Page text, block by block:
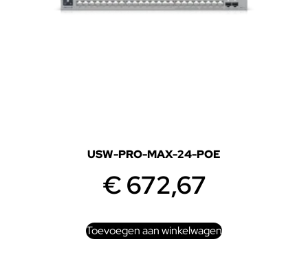
USW-PRO-MAX-24-POE
€672,67
Toevoegen aan winkelwagen